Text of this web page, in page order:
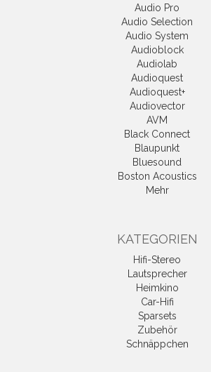
Audio Pro
Audio Selection
Audio System
Audioblock
Audiolab
Audioquest
Audioquest+
Audiovector
AVM
Black Connect
Blaupunkt
Bluesound
Boston Acoustics
Mehr
KATEGORIEN
Hifi-Stereo
Lautsprecher
Heimkino
Car-Hifi
Sparsets
Zubehör
Schnäppchen